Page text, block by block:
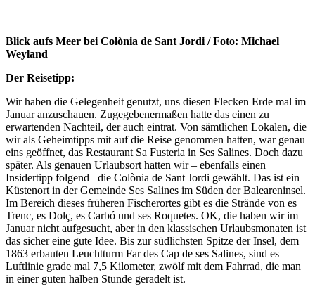
Blick aufs Meer bei Colònia de Sant Jordi / Foto: Michael
Weyland
Der Reisetipp:
Wir haben die Gelegenheit genutzt, uns diesen Flecken Erde mal im
Januar anzuschauen. Zugegebenermaßen hatte das einen zu
erwartenden Nachteil, der auch eintrat. Von sämtlichen Lokalen, die
wir als Geheimtipps mit auf die Reise genommen hatten, war genau
eins geöffnet, das Restaurant Sa Fusteria in Ses Salines. Doch dazu
später. Als genauen Urlaubsort hatten wir – ebenfalls einen
Insidertipp folgend –die Colònia de Sant Jordi gewählt. Das ist ein
Küstenort in der Gemeinde Ses Salines im Süden der Baleareninsel.
Im Bereich dieses früheren Fischerortes gibt es die Strände von es
Trenc, es Dolç, es Carbó und ses Roquetes. OK, die haben wir im
Januar nicht aufgesucht, aber in den klassischen Urlaubsmonaten ist
das sicher eine gute Idee. Bis zur südlichsten Spitze der Insel, dem
1863 erbauten Leuchtturm Far des Cap de ses Salines, sind es
Luftlinie grade mal 7,5 Kilometer, zwölf mit dem Fahrrad, die man
in einer guten halben Stunde geradelt ist.